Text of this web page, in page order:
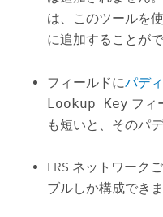
は、このツールを
に追加することがで
フィールドにパデ
Lookup Key フィ
も短いと、そのパ
LRS ネットワーク
ブルしか構成できま